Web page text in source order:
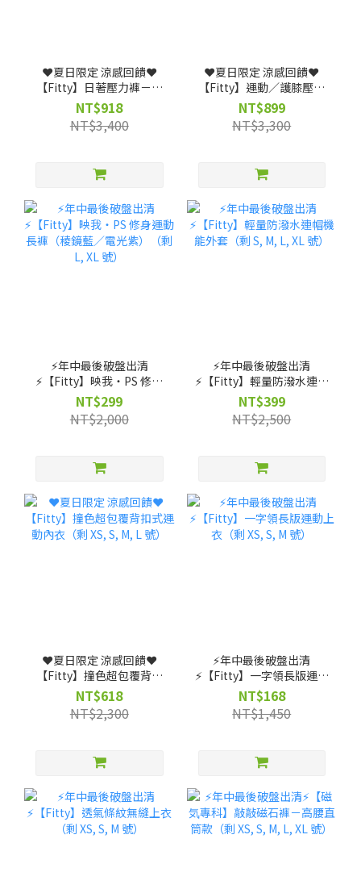
❤️夏日限定 涼感回饋❤️
【Fitty】日著壓力褲－旗
艦無痕款（剩 XL, 號）
NT$918
NT$3,400
❤️夏日限定 涼感回饋❤️
【Fitty】運動／護膝壓力
褲－旗艦拼彩（剩 XL, 2XL
號）
NT$899
NT$3,300
⚡️年中最後破盤出清
⚡️【Fitty】映我・PS 修身
運動長褲（稜鏡藍／電光
紫）（剩 L, XL 號）
NT$299
NT$2,000
⚡️年中最後破盤出清
⚡️【Fitty】輕量防潑水連帽
機能外套（剩 S, M, L, XL
號）
NT$399
NT$2,500
❤️夏日限定 涼感回饋❤️
【Fitty】撞色超包覆背扣
式運動內衣（剩 XS, S, M, L
號）
NT$618
NT$2,300
⚡️年中最後破盤出清
⚡️【Fitty】一字領長版運動
上衣（剩 XS, S, M 號）
NT$168
NT$1,450